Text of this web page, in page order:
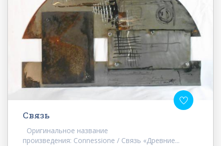
Связь
Оригинальное название
произведения: Connessione / Связь «Древние...